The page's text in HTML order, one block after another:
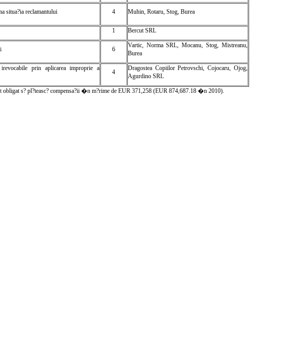
situa?ia reclamantului 4 Muhin, Rotaru, Stog, Burea
1 Bercut SRL
6
Vartic, Norma SRL, Mocanu, Stog, Mistreanu,
Burea
prin aplicarea improprie a
4
Dragostea Copiilor Petrovschi, Cojocaru, Ojog,
Agurdino SRL
s? pl?teasc? compensa?ii �n m?rime de EUR 371,258 (EUR 874,687.18 �n 2010).